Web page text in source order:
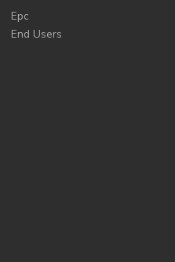
Epc
End Users